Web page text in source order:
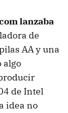
lanzaba
de
AA y una
algo
de Intel
idea no